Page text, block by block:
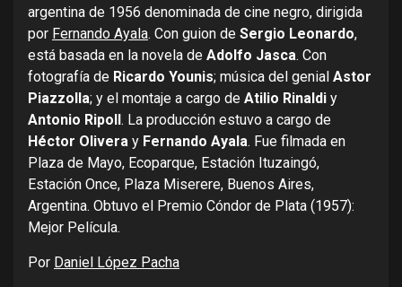
argentina de 1956 denominada de cine negro, dirigida
por Fernando Ayala. Con guion de Sergio Leonardo,
está basada en la novela de Adolfo Jasca. Con
fotografía de Ricardo Younis; música del genial Astor
Piazzolla; y el montaje a cargo de Atilio Rinaldi y
Antonio Ripoll. La producción estuvo a cargo de
Héctor Olivera y Fernando Ayala. Fue filmada en
Plaza de Mayo, Ecoparque, Estación Ituzaingó,
Estación Once, Plaza Miserere, Buenos Aires,
Argentina. Obtuvo el Premio Cóndor de Plata (1957):
Mejor Película.
Por Daniel López Pacha